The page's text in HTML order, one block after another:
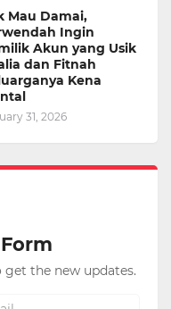
Mau Damai,
Ingin
Akun yang Usik
dan Fitnah
Kena
31, 2026
the new updates.